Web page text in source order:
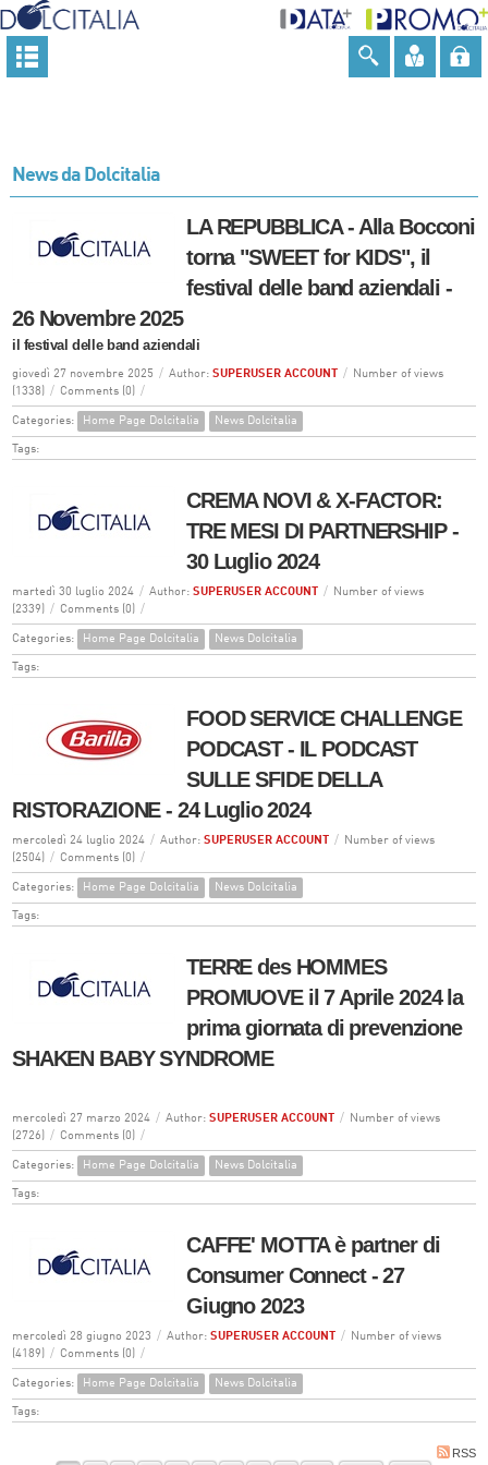
News da Dolcitalia
LA REPUBBLICA - Alla Bocconi
torna "SWEET for KIDS", il
festival delle band aziendali -
26 Novembre 2025
il festival delle band aziendali
giovedì 27 novembre 2025 / Author: SUPERUSER ACCOUNT /
Number of views
(1338)
/ Comments (0) /
Categories: Home Page Dolcitalia News Dolcitalia
Tags:
CREMA NOVI & X-FACTOR:
TRE MESI DI PARTNERSHIP -
30 Luglio 2024
martedì 30 luglio 2024 / Author: SUPERUSER ACCOUNT /
Number of views
(2339)
/ Comments (0) /
Categories: Home Page Dolcitalia News Dolcitalia
Tags:
FOOD SERVICE CHALLENGE
PODCAST - IL PODCAST
SULLE SFIDE DELLA
RISTORAZIONE - 24 Luglio 2024
mercoledì 24 luglio 2024 / Author: SUPERUSER ACCOUNT /
Number of views
(2504)
/ Comments (0) /
Categories: Home Page Dolcitalia News Dolcitalia
Tags:
TERRE des HOMMES
PROMUOVE il 7 Aprile 2024 la
prima giornata di prevenzione
SHAKEN BABY SYNDROME
mercoledì 27 marzo 2024 / Author: SUPERUSER ACCOUNT /
Number of views
(2726)
/ Comments (0) /
Categories: Home Page Dolcitalia News Dolcitalia
Tags:
CAFFE' MOTTA è partner di
Consumer Connect - 27
Giugno 2023
mercoledì 28 giugno 2023 / Author: SUPERUSER ACCOUNT /
Number of views
(4189)
/ Comments (0) /
Categories: Home Page Dolcitalia News Dolcitalia
Tags:
RSS